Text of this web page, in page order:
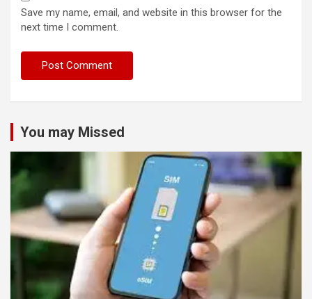
Save my name, email, and website in this browser for the
next time I comment.
You may Missed